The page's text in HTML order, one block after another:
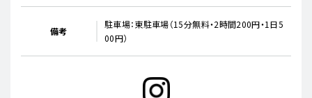
備考
駐車場：東駐車場（15分無料・2時間200円・1日5
00円）